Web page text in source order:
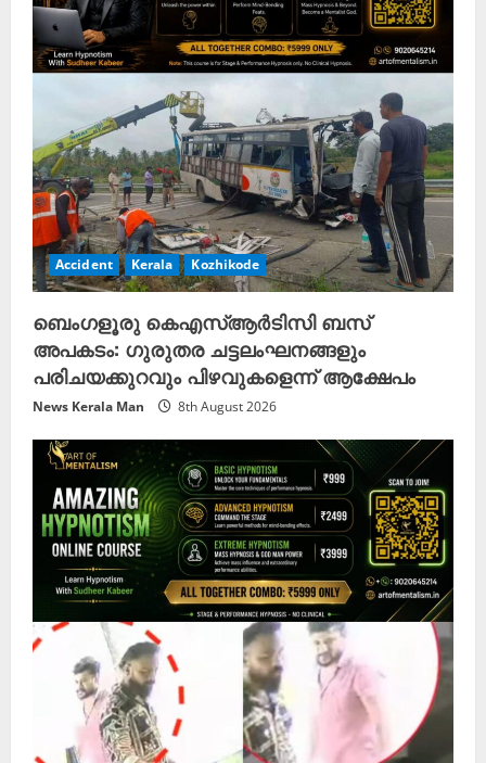
Accident Kerala Kozhikode
ബെംഗളൂരു കെഎസ്ആർടിസി ബസ്
അപകടം: ഗുരുതര ചട്ടലംഘനങ്ങളും
പരിചയക്കുറവും പിഴവുകളെന്ന് ആക്ഷേപം
News Kerala Man 8th August 2026